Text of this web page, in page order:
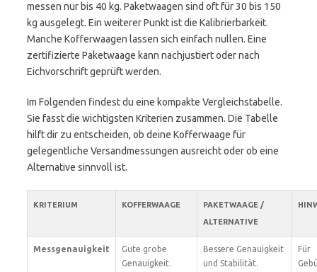
messen nur bis 40 kg. Paketwaagen sind oft für 30 bis 150
kg ausgelegt. Ein weiterer Punkt ist die Kalibrierbarkeit.
Manche Kofferwaagen lassen sich einfach nullen. Eine
zertifizierte Paketwaage kann nachjustiert oder nach
Eichvorschrift geprüft werden.
Im Folgenden findest du eine kompakte Vergleichstabelle.
Sie fasst die wichtigsten Kriterien zusammen. Die Tabelle
hilft dir zu entscheiden, ob deine Kofferwaage für
gelegentliche Versandmessungen ausreicht oder ob eine
Alternative sinnvoll ist.
KRITERIUM KOFFERWAAGE
PAKETWAAGE /
ALTERNATIVE
Messgenauigkeit
Gute grobe
Genauigkeit.
Bessere Genauigkeit
und Stabilität.
Für